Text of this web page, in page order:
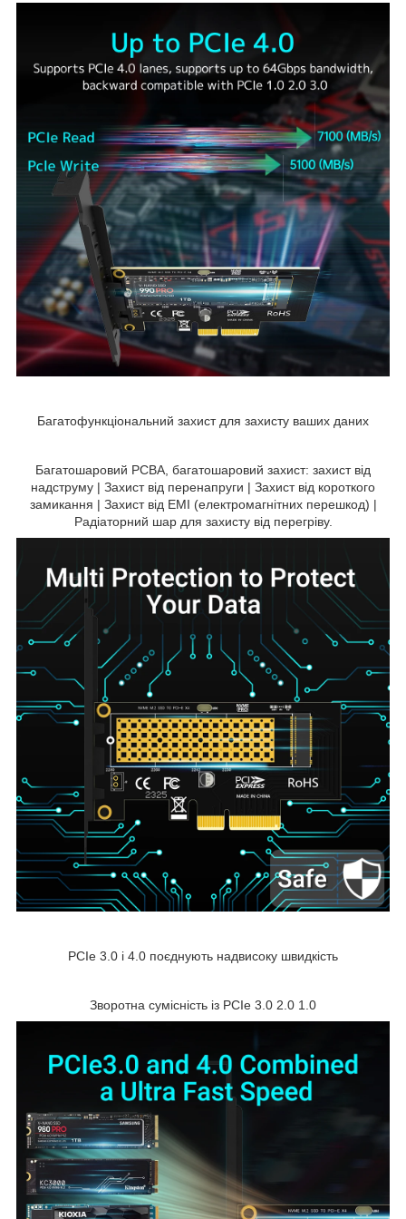
Багатофункціональний захист для захисту ваших даних
Багатошаровий PCBA, багатошаровий захист: захист від
надструму | Захист від перенапруги | Захист від короткого
замикання | Захист від EMI (електромагнітних перешкод) |
Радіаторний шар для захисту від перегріву.
PCIe 3.0 і 4.0 поєднують надвисоку швидкість
Зворотна сумісність із PCIe 3.0 2.0 1.0